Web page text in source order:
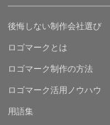
後悔しない制作会社選び
ロゴマークとは
ロゴマーク制作の方法
ロゴマーク活用ノウハウ
用語集